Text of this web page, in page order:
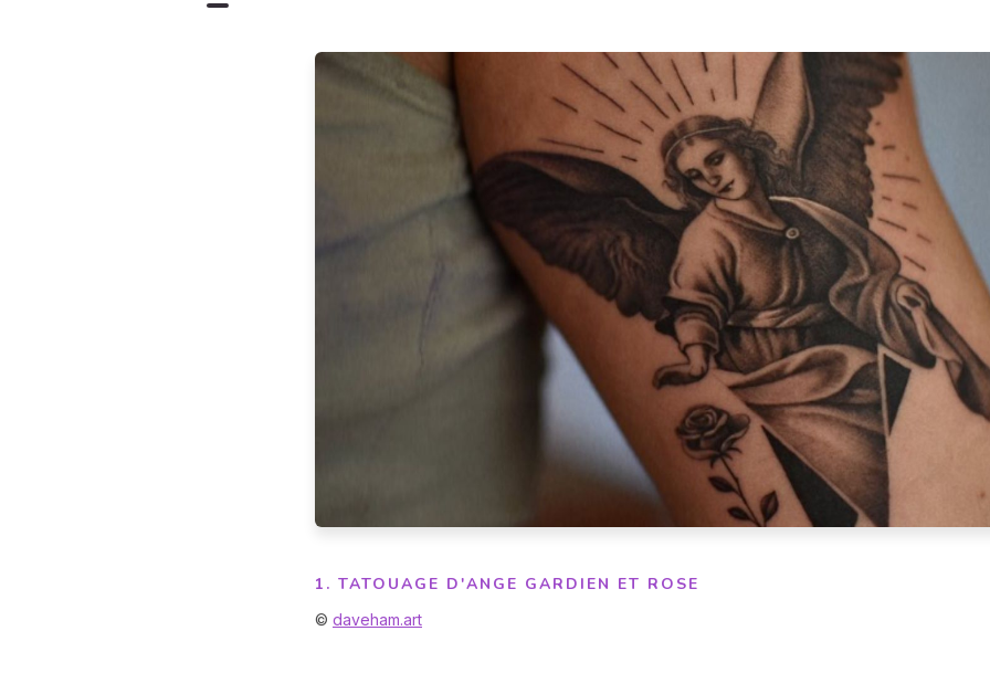
1. TATOUAGE D'ANGE GARDIEN ET ROSE
© daveham.art